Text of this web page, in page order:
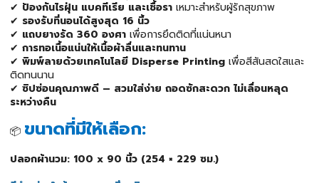
✔ ป้องกันไรฝุ่น แบคทีเรีย และเชื้อรา เหมาะสำหรับผู้รักสุขภาพ
✔ รองรับที่นอนได้สูงสุด 16 นิ้ว
✔ แถบยางรัด 360 องศา เพื่อการยึดติดที่แน่นหนา
✔ การทอเนื้อแน่นให้เนื้อผ้าลื่นและทนทาน
✔ พิมพ์ลายด้วยเทคโนโลยี Disperse Printing เพื่อสีสันสดใสและ
ติดทนนาน
✔ ซิปซ่อนคุณภาพดี – สวมใส่ง่าย ถอดซักสะดวก ไม่เลื่อนหลุด
ระหว่างคืน
📦 ขนาดที่มีให้เลือก:
ปลอกผ้านวม: 100 x 90 นิ้ว (254 × 229 ซม.)